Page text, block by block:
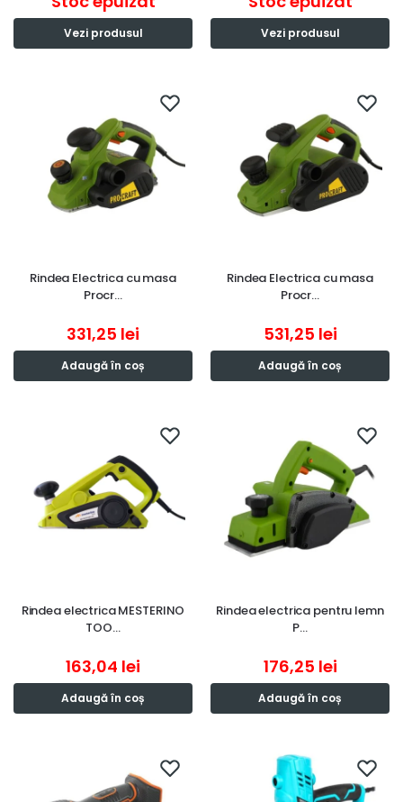
Vezi produsul Vezi produsul
Rindea Electrica cu masa
Procr…
331,25 lei
Adaugă în coș
Rindea Electrica cu masa
Procr…
531,25 lei
Adaugă în coș
Rindea electrica MESTERINO
TOO…
163,04 lei
Adaugă în coș
Rindea electrica pentru lemn
P…
176,25 lei
Adaugă în coș